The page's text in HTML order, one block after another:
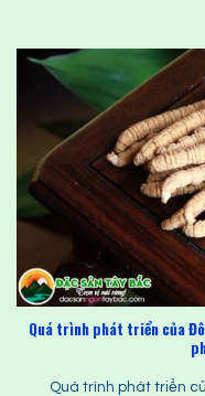
Quá trình phát triển của
Quá trình phát triển